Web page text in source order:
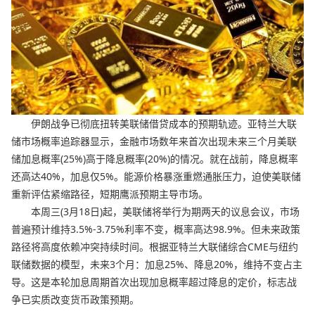
伊朗战争已彻底扭转美联储借贷成本的预期轨迹。亚特兰大联
储市场概率追踪器显示，金融市场数年来首次出现未来三个月美联
储加息概率(25%)高于降息概率(20%)的情况。就在战前，降息概率
还高达40%，加息仅5%。能源价格暴涨重燃通胀压力，迫使美联储
重新评估紧缩路径，短期鹰派预期主导市场。
本周三(3月18日)起，美联储将举行为期两天的议息会议，市场
普遍预计维持3.5%-3.75%利率不变，概率高达98.9%。但未来政策
路径将高度依赖冲突持续时间。根据亚特兰大联储综合CME与纽约
联储数据的模型，未来3个月：加息25%、降息20%，维持不变占主
导。这是本轮加息周期首次出现加息概率超过降息的定价，标志战
争已实质改变货币政策预期。